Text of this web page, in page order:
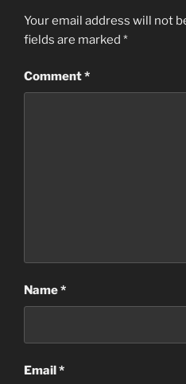
Your email address will not
fields are marked *
Comment*
Name*
Email*